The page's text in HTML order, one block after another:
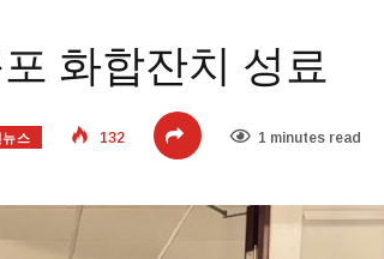
화합잔치 성료
스 132 1 minutes read